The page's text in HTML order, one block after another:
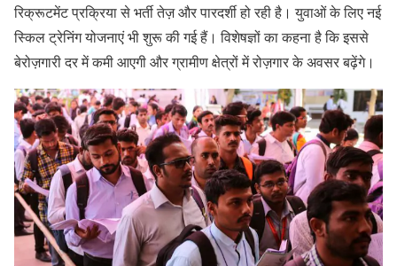
रिक्रूटमेंट प्रक्रिया से भर्ती तेज़ और पारदर्शी हो रही है। युवाओं के लिए नई
स्किल ट्रेनिंग योजनाएं भी शुरू की गई हैं। विशेषज्ञों का कहना है कि इससे
बेरोज़गारी दर में कमी आएगी और ग्रामीण क्षेत्रों में रोज़गार के अवसर बढ़ेंगे।